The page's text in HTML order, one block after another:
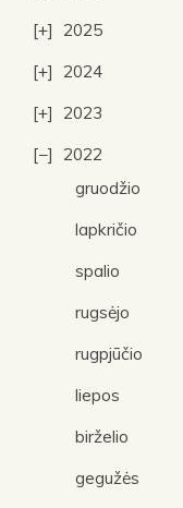
2025
2024
2023
2022
gruodžio
lapkričio
spalio
rugsėjo
rugpjūčio
liepos
birželio
gegužės